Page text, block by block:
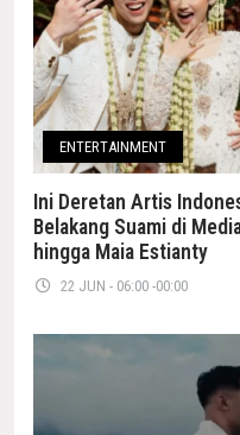
ENTERTAINMENT
Ini Deretan Artis
Belakang Suami di
hingga Maia Estianty
22 JUN - 06:00 -00:00